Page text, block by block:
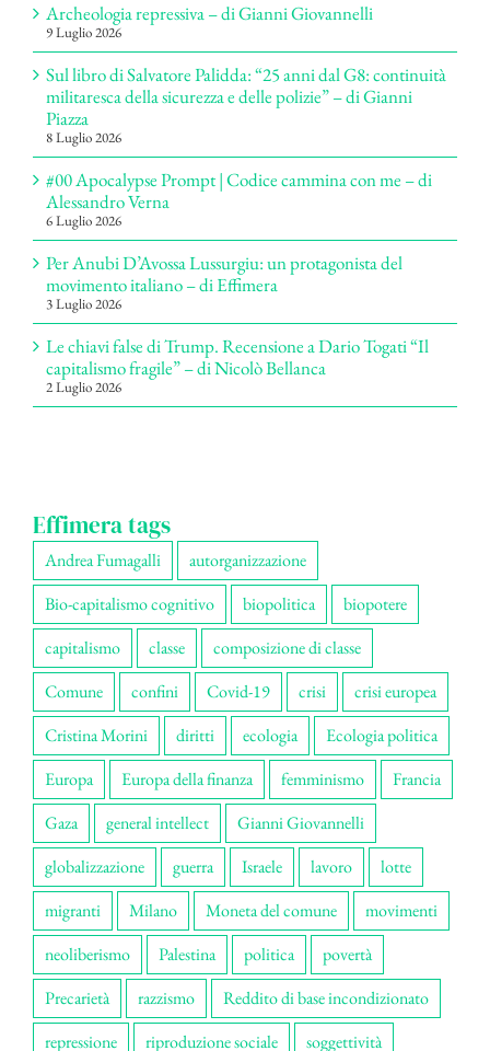
Archeologia repressiva – di Gianni Giovannelli
9 Luglio 2026
Sul libro di Salvatore Palidda: “25 anni dal G8: continuità
militaresca della sicurezza e delle polizie” – di Gianni
Piazza
8 Luglio 2026
#00 Apocalypse Prompt | Codice cammina con me – di
Alessandro Verna
6 Luglio 2026
Per Anubi D’Avossa Lussurgiu: un protagonista del
movimento italiano – di Effimera
3 Luglio 2026
Le chiavi false di Trump. Recensione a Dario Togati “Il
capitalismo fragile” – di Nicolò Bellanca
2 Luglio 2026
Effimera tags
Andrea Fumagalli
autorganizzazione
Bio-capitalismo cognitivo
biopolitica
biopotere
capitalismo
classe
composizione di classe
Comune
confini Covid-19 crisi
crisi europea
Cristina Morini
diritti ecologia
Ecologia politica
Europa
Europa della finanza femminismo
Francia
Gaza
general intellect
Gianni Giovannelli
globalizzazione
guerra Israele lavoro
lotte
migranti
Milano Moneta del comune
movimenti
neoliberismo
Palestina politica
povertà
Precarietà
razzismo
Reddito di base incondizionato
repressione
riproduzione sociale soggettività